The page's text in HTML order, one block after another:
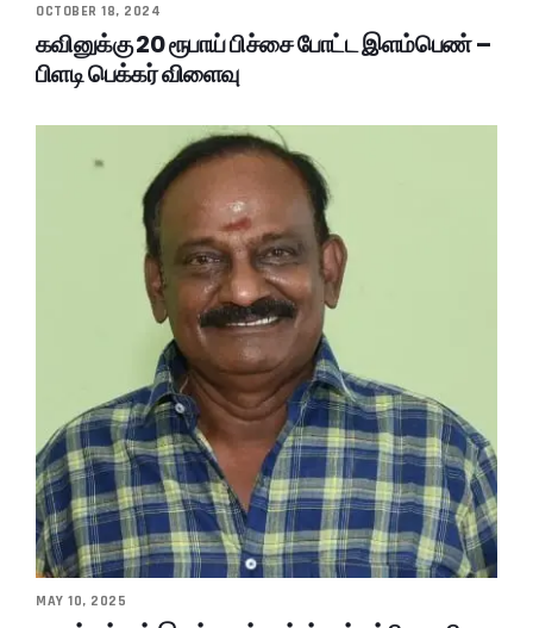
OCTOBER 18, 2024
கவினுக்கு 20 ரூபாய் பிச்சை போட்ட இளம்பெண் –
பிளடி பெக்கர் விளைவு
MAY 10, 2025